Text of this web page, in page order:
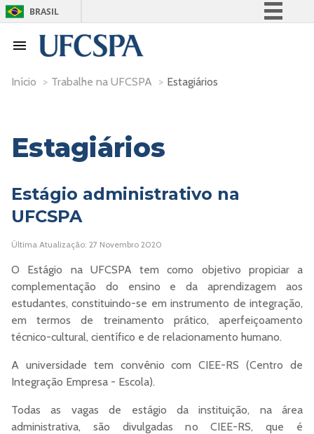
BRASIL
Participe
Início > Trabalhe na UFCSPA > Estagiários
Estagiários
Estágio administrativo na
UFCSPA
Última Atualização: 27 Novembro 2020
O Estágio na UFCSPA tem como objetivo propiciar a
complementação do ensino e da aprendizagem aos
estudantes, constituindo-se em instrumento de integração,
em termos de treinamento prático, aperfeiçoamento
técnico-cultural, científico e de relacionamento humano.
A universidade tem convênio com CIEE-RS (Centro de
Integração Empresa - Escola).
Todas as vagas de estágio da instituição, na área
administrativa, são divulgadas no CIEE-RS, que é